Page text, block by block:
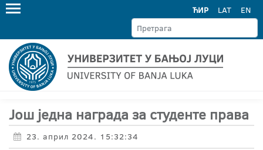
ЋИР LAT EN
Још једна награда за студенте права
23. април 2024. 15:32:34